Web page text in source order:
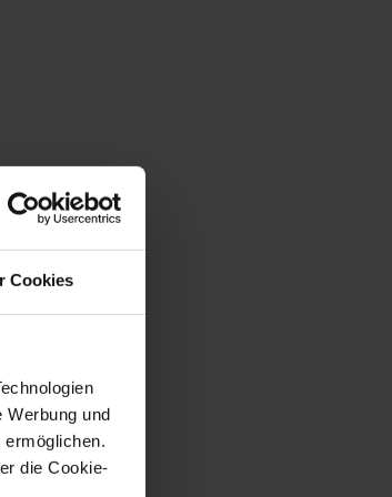
Cookies
und
ermöglichen.
die Cookie-